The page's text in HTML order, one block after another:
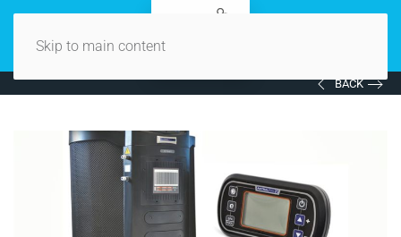
Skip to main content
BACK